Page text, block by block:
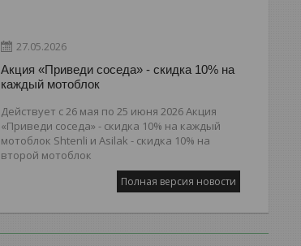
27.05.2026
Акция «Приведи соседа» - скидка 10% на
каждый мотоблок
Действует с 26 мая по 25 июня 2026 Акция
«Приведи соседа» - скидка 10% на каждый
мотоблок Shtenli и Asilak - скидка 10% на
второй мотоблок
Полная версия новости